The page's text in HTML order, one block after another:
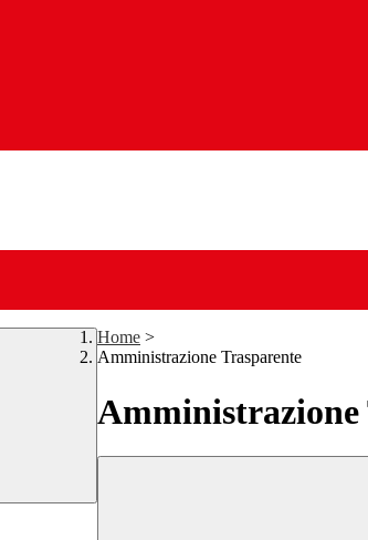
Home >
Amministrazione Trasparente
Amministrazione